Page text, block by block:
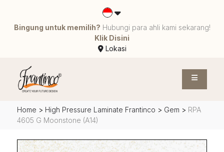
Bingung untuk memilih? Hubungi para ahli kami sekarang!
Klik Disini
Lokasi
Home > High Pressure Laminate Frantinco > Gem > RPA
4605 G Moonstone (A14)